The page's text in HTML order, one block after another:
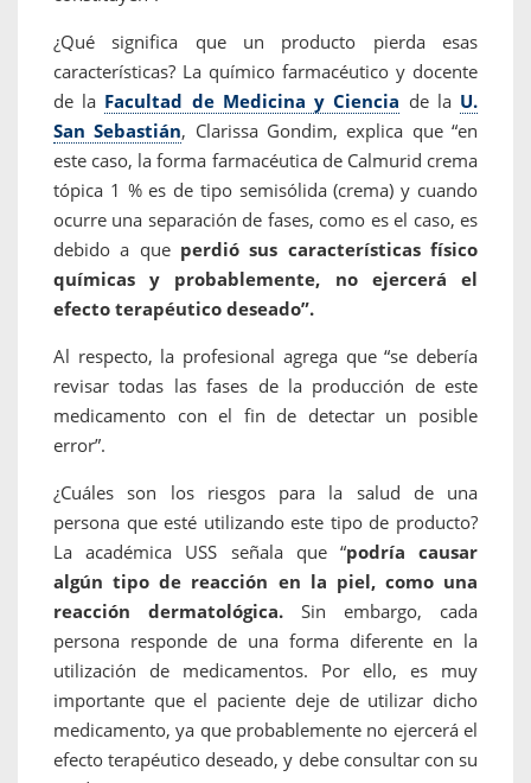
¿Qué significa que un producto pierda esas
características? La químico farmacéutico y docente
de la Facultad de Medicina y Ciencia de la U.
San Sebastián, Clarissa Gondim, explica que “en
este caso, la forma farmacéutica de Calmurid crema
tópica 1 % es de tipo semisólida (crema) y cuando
ocurre una separación de fases, como es el caso, es
debido a que perdió sus características físico
químicas y probablemente, no ejercerá el
efecto terapéutico deseado”.
Al respecto, la profesional agrega que “se debería
revisar todas las fases de la producción de este
medicamento con el fin de detectar un posible
error”.
¿Cuáles son los riesgos para la salud de una
persona que esté utilizando este tipo de producto?
La académica USS señala que “podría causar
algún tipo de reacción en la piel, como una
reacción dermatológica. Sin embargo, cada
persona responde de una forma diferente en la
utilización de medicamentos. Por ello, es muy
importante que el paciente deje de utilizar dicho
medicamento, ya que probablemente no ejercerá el
efecto terapéutico deseado, y debe consultar con su